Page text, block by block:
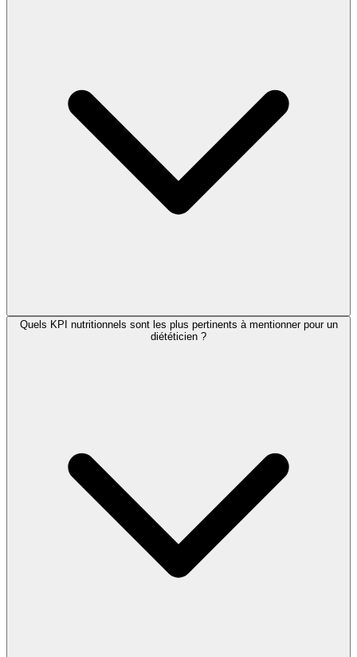
Quels KPI nutritionnels sont les plus pertinents à mentionner pour un
diététicien ?